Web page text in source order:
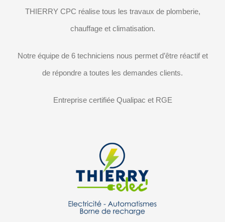
THIERRY CPC réalise tous les travaux de plomberie,
chauffage et climatisation.
Notre équipe de 6 techniciens nous permet d’être réactif et
de répondre a toutes les demandes clients.
Entreprise certifiée Qualipac et RGE